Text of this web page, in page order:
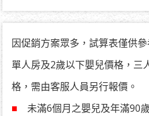
因促銷方案眾多，試算表僅供參
單人房及2歲以下嬰兒價格，三
格，需由客服人員另行報價。
■ 未滿6個月之嬰兒及年滿90